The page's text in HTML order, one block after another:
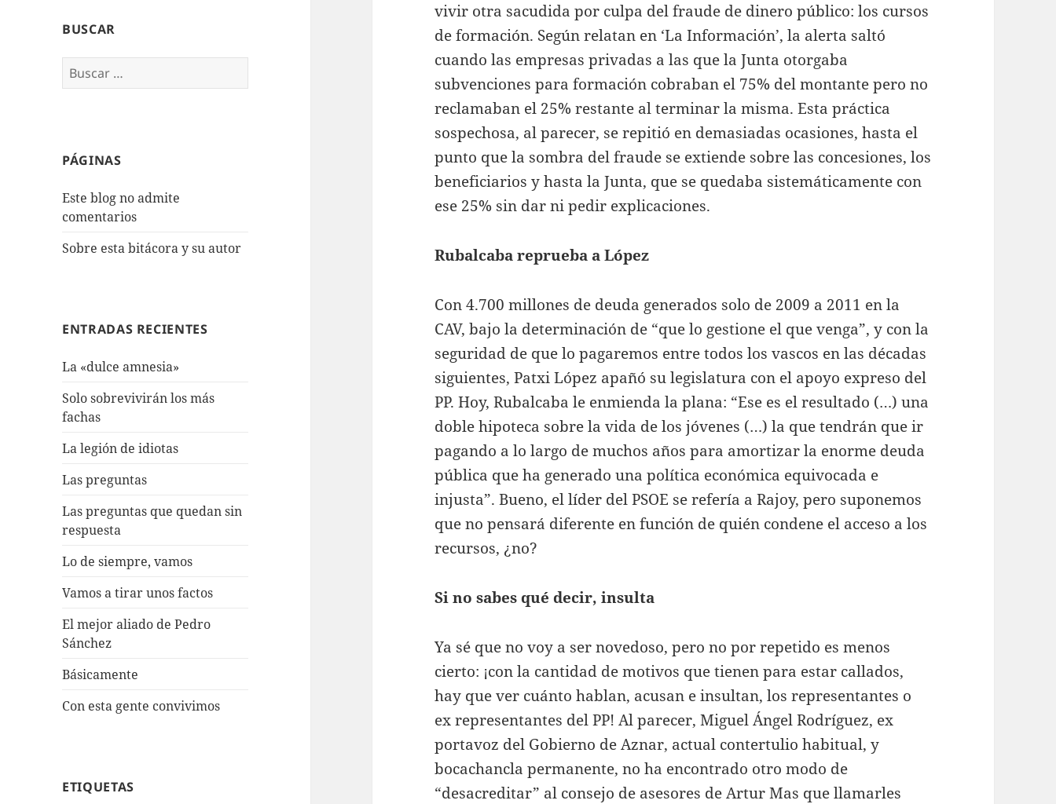
BUSCAR
Buscar:
PÁGINAS
Este blog no admite
comentarios
Sobre esta bitácora y su autor
ENTRADAS RECIENTES
La «dulce amnesia»
Solo sobrevivirán los más
fachas
La legión de idiotas
Las preguntas
Las preguntas que quedan sin
respuesta
Lo de siempre, vamos
Vamos a tirar unos factos
El mejor aliado de Pedro
Sánchez
Básicamente
Con esta gente convivimos
ETIQUETAS
vivir otra sacudida por culpa del fraude de dinero público: los cursos
de formación. Según relatan en ‘La Información’, la alerta saltó
cuando las empresas privadas a las que la Junta otorgaba
subvenciones para formación cobraban el 75% del montante pero no
reclamaban el 25% restante al terminar la misma. Esta práctica
sospechosa, al parecer, se repitió en demasiadas ocasiones, hasta el
punto que la sombra del fraude se extiende sobre las concesiones, los
beneficiarios y hasta la Junta, que se quedaba sistemáticamente con
ese 25% sin dar ni pedir explicaciones.
Rubalcaba reprueba a López
Con 4.700 millones de deuda generados solo de 2009 a 2011 en la
CAV, bajo la determinación de “que lo gestione el que venga”, y con la
seguridad de que lo pagaremos entre todos los vascos en las décadas
siguientes, Patxi López apañó su legislatura con el apoyo expreso del
PP. Hoy, Rubalcaba le enmienda la plana: “Ese es el resultado (…) una
doble hipoteca sobre la vida de los jóvenes (…) la que tendrán que ir
pagando a lo largo de muchos años para amortizar la enorme deuda
pública que ha generado una política económica equivocada e
injusta”. Bueno, el líder del PSOE se refería a Rajoy, pero suponemos
que no pensará diferente en función de quién condene el acceso a los
recursos, ¿no?
Si no sabes qué decir, insulta
Ya sé que no voy a ser novedoso, pero no por repetido es menos
cierto: ¡con la cantidad de motivos que tienen para estar callados,
hay que ver cuánto hablan, acusan e insultan, los representantes o
ex representantes del PP! Al parecer, Miguel Ángel Rodríguez, ex
portavoz del Gobierno de Aznar, actual contertulio habitual, y
bocachancla permanente, no ha encontrado otro modo de
“desacreditar” al consejo de asesores de Artur Mas que llamarles